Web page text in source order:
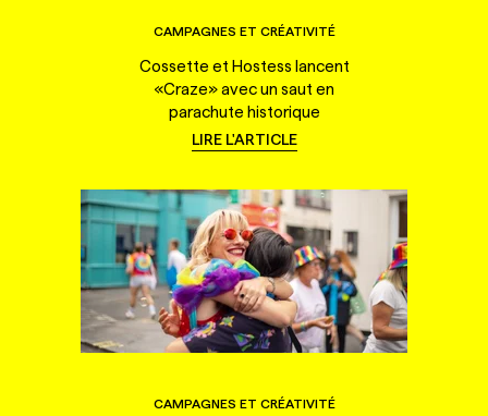
CAMPAGNES ET CRÉATIVITÉ
Cossette et Hostess lancent
«Craze» avec un saut en
parachute historique
LIRE L'ARTICLE
CAMPAGNES ET CRÉATIVITÉ